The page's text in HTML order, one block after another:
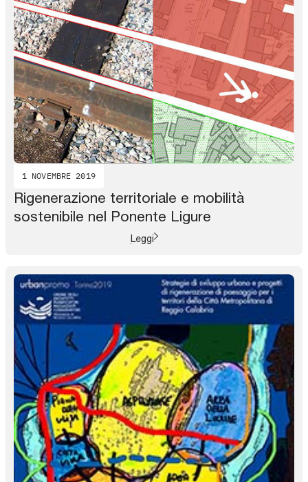
1 NOVEMBRE 2019
Rigenerazione territoriale e mobilità
sostenibile nel Ponente Ligure
Leggi